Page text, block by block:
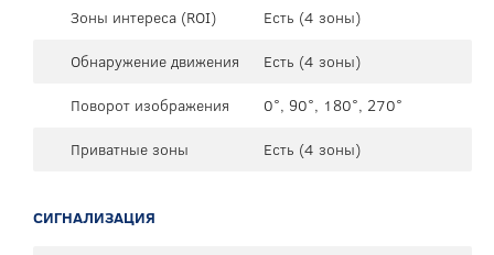
Зоны интереса (ROI)
Есть (4 зоны)
Обнаружение движения
Есть (4 зоны)
Поворот изображения
0°, 90°, 180°, 270°
Приватные зоны
Есть (4 зоны)
СИГНАЛИЗАЦИЯ